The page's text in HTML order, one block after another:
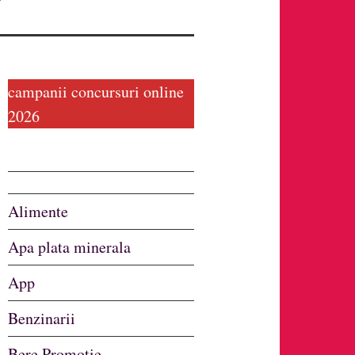
campanii concursuri online
2026
Alimente
Apa plata minerala
App
Benzinarii